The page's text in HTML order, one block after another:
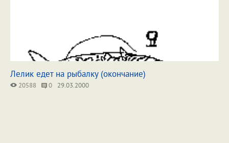
Лелик едет на рыбалку (окончание)
20588 0 29.03.2000